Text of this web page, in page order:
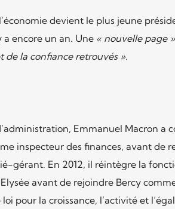
devient le plus jeune
encore un an. Une « nouvelle page »
de la confiance retrouvés ».
Emmanuel Macron a
inspecteur des finances, avant de
gérant. En 2012, il réintègre la
avant de rejoindre Bercy
pour la croissance, l’activité et